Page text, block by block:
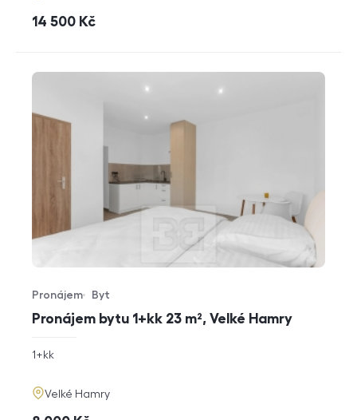
cena
14 500 Kč
Pronájem bytu 1+kk 23 m², Velké Hamry
Typ nabídky
Pronájem
Typ nemovitosti
Byt
rozměry
1+kk
adresa
Velké Hamry